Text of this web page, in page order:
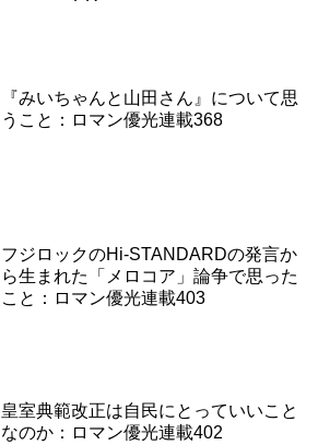
『みいちゃんと山田さん』について思
うこと：ロマン優光連載368
フジロックのHi-STANDARDの発言か
ら生まれた「メロコア」論争で思った
こと：ロマン優光連載403
皇室典範改正は自民にとっていいこと
なのか：ロマン優光連載402